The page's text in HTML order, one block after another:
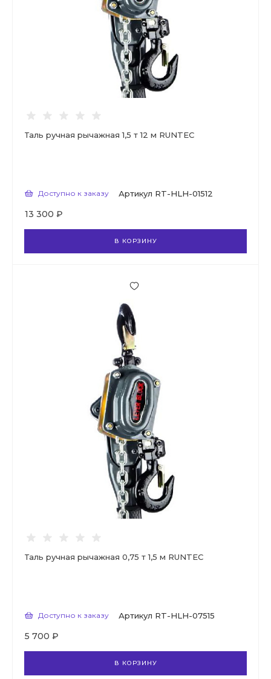
Таль ручная рычажная 1,5 т 12 м RUNTEC
Доступно к заказу Артикул RT-HLH-01512
13 300 ₽
В КОРЗИНУ
Таль ручная рычажная 0,75 т 1,5 м RUNTEC
Доступно к заказу Артикул RT-HLH-07515
5 700 ₽
В КОРЗИНУ